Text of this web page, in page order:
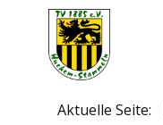
Aktuelle Seite: